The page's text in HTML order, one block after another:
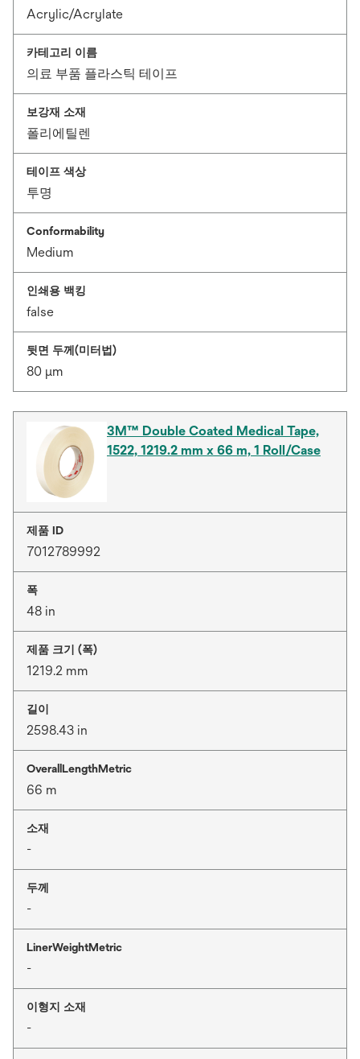
Acrylic/Acrylate
카테고리 이름
의료 부품 플라스틱 테이프
보강재 소재
폴리에틸렌
테이프 색상
투명
Conformability
Medium
인쇄용 백킹
false
뒷면 두께(미터법)
80 μm
3M™ Double Coated Medical Tape,
1522, 1219.2 mm x 66 m, 1 Roll/Case
제품 ID
7012789992
폭
48 in
제품 크기 (폭)
1219.2 mm
길이
2598.43 in
OverallLengthMetric
66 m
소재
-
두께
-
LinerWeightMetric
-
이형지 소재
-